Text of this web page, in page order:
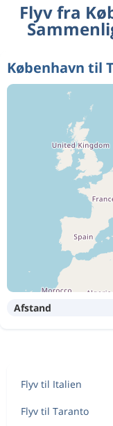
Flyv fra
København til
Afstand
Flyv til Italien
Flyv til Taranto